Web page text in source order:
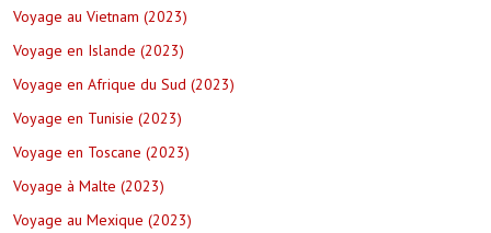
Voyage au Vietnam (2023)
Voyage en Islande (2023)
Voyage en Afrique du Sud (2023)
Voyage en Tunisie (2023)
Voyage en Toscane (2023)
Voyage à Malte (2023)
Voyage au Mexique (2023)